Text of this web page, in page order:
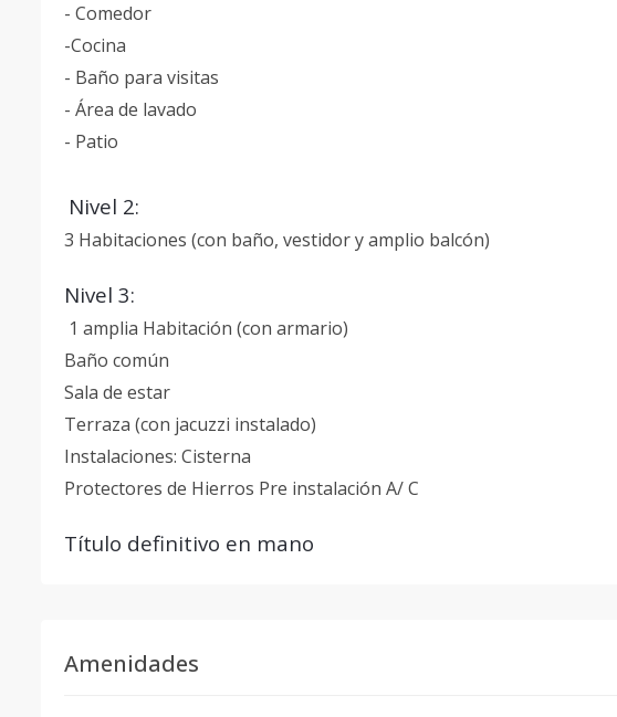
- Comedor
-Cocina
- Baño para visitas
- Área de lavado
- Patio
Nivel 2:
3 Habitaciones (con baño, vestidor y amplio balcón)
Nivel 3:
1 amplia Habitación (con armario)
Baño común
Sala de estar
Terraza (con jacuzzi instalado)
Instalaciones: Cisterna
Protectores de Hierros Pre instalación A/ C
Título definitivo en mano
Amenidades